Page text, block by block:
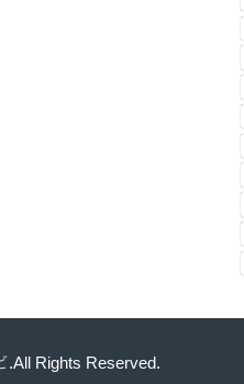
.All Rights Reserved.